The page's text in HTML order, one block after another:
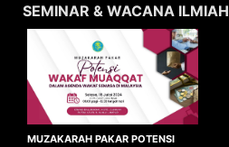
SEMINAR & WACANA ILMIAH
MUZAKARAH PAKAR POTENSI